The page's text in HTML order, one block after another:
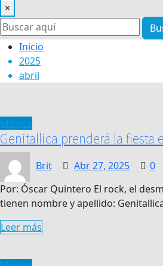
×
Inicio
2025
abril
Genitallica prenderá la fiesta
Brit Abr 27, 2025
0
Por: Óscar Quintero El rock, el
tienen nombre y apellido:
Leer más